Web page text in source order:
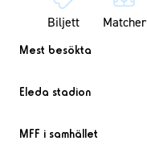
Biljett Matcher
Mest besökta
Eleda stadion
MFF i samhället